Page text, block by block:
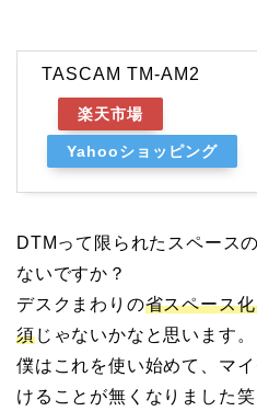
TASCAM TM-AM2
楽天市場
Yahooショッピング
DTMって限られたスペース
ないですか？
デスクまわりの省スペース
須じゃないかなと思います。
僕はこれを使い始めて、マ
けることが無くなりました笑